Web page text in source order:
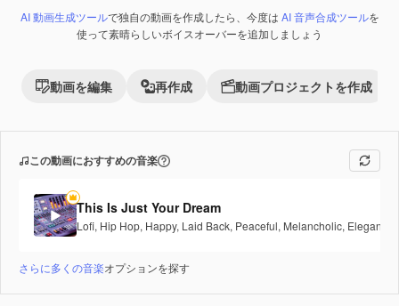
Premium
AI 動画生成ツールで独自の動画を作成したら、今度は AI 音声合成ツールを
使って素晴らしいボイスオーバーを追加しましょう
動画を編集 再作成 動画プロジェクトを作成
この動画におすすめの音楽
This Is Just Your Dream
Lofi, Hip Hop, Happy, Laid Back, Peaceful, Melancholic, Elegant
さらに多くの音楽オプションを探す